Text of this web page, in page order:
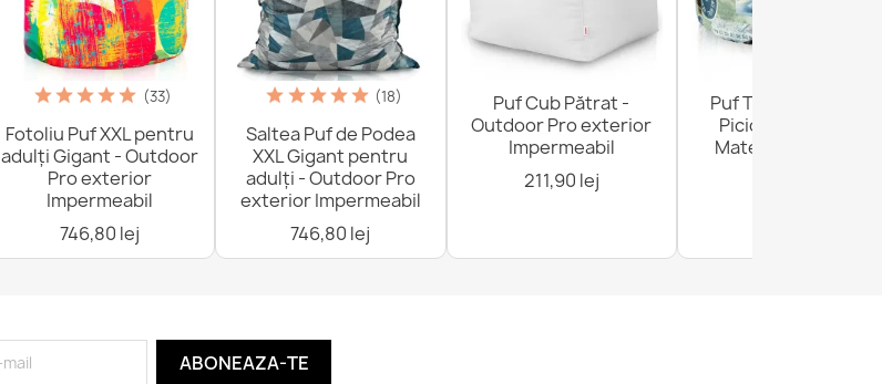
(33)
Fotoliu Puf XXL pentru
adulți Gigant - Outdoor
Pro exterior
Impermeabil
746,80 lej
(18)
Saltea Puf de Podea
XXL Gigant pentru
adulți - Outdoor Pro
exterior Impermeabil
746,80 lej
Puf Cub Pătrat -
Outdoor Pro exterior
Impermeabil
211,90 lej
Puf Taburet Suport
Picioare Rotund -
Material Imprimeu